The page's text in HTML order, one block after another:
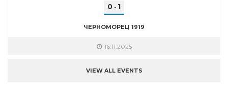
0 - 1
ЧЕРНОМОРЕЦ 1919
16.11.2025
VIEW ALL EVENTS